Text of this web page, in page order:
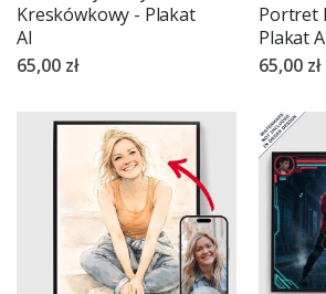
Kreskówkowy - Plakat
AI
65,00 zł
Portret
Plakat
65,00 zł